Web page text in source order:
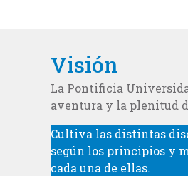
Visión
La Pontificia
aventura y la plenitud
Cultiva las distintas
según los principios y
cada una de ellas.